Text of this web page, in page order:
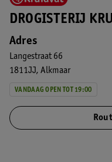
DROGISTERIJ
Adres
Langestraat 66
1811JJ Alkmaar
VANDAAG OPEN TOT 19:00